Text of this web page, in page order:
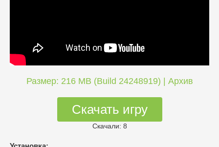
Размер: 216 MB (Build 24248919) | Архив
Скачать игру
Скачали: 8